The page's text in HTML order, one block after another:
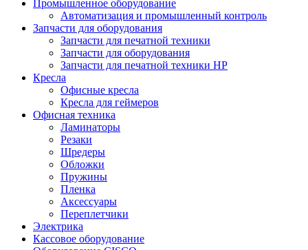
Промышленное оборудование
Автоматизация и промышленный контроль
Запчасти для оборудования
Запчасти для печатной техники
Запчасти для оборудования
Запчасти для печатной техники HP
Кресла
Офисные кресла
Кресла для геймеров
Офисная техника
Ламинаторы
Резаки
Шредеры
Обложки
Пружины
Пленка
Аксессуары
Переплетчики
Электрика
Кассовое оборудование